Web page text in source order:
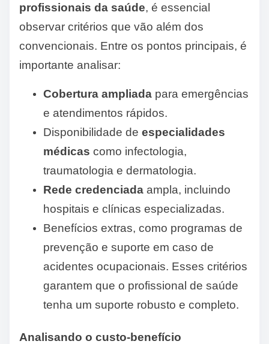
profissionais da saúde, é essencial
observar critérios que vão além dos
convencionais. Entre os pontos principais, é
importante analisar:
Cobertura ampliada para emergências
e atendimentos rápidos.
Disponibilidade de especialidades
médicas como infectologia,
traumatologia e dermatologia.
Rede credenciada ampla, incluindo
hospitais e clínicas especializadas.
Benefícios extras, como programas de
prevenção e suporte em caso de
acidentes ocupacionais. Esses critérios
garantem que o profissional de saúde
tenha um suporte robusto e completo.
Analisando o custo-benefício